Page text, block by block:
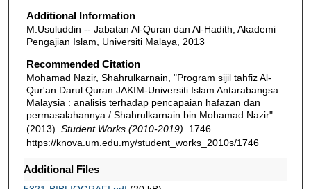
Additional Information
M.Usuluddin -- Jabatan Al-Quran dan Al-Hadith, Akademi
Pengajian Islam, Universiti Malaya, 2013
Recommended Citation
Mohamad Nazir, Shahrulkarnain, "Program sijil tahfiz Al-
Qur'an Darul Quran JAKIM-Universiti Islam Antarabangsa
Malaysia : analisis terhadap pencapaian hafazan dan
permasalahannya / Shahrulkarnain bin Mohamad Nazir"
(2013). Student Works (2010-2019) . 1746.
https://knova.um.edu.my/student_works_2010s/1746
Additional Files